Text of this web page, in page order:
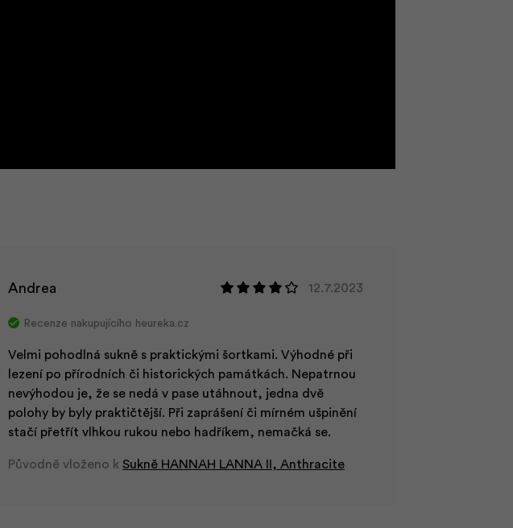
Andrea 12.7.2023
Recenze nakupujícího heureka.cz
Velmi pohodlná sukně s praktickými šortkami. Výhodné při
lezení po přírodních či historických památkách. Nepatrnou
nevýhodou je, že se nedá v pase utáhnout, jedna dvě
polohy by byly praktičtější. Při zaprášení či mírném ušpinění
stačí přetřít vlhkou rukou nebo hadříkem, nemačká se.
Původně vloženo k Sukně HANNAH LANNA II, Anthracite